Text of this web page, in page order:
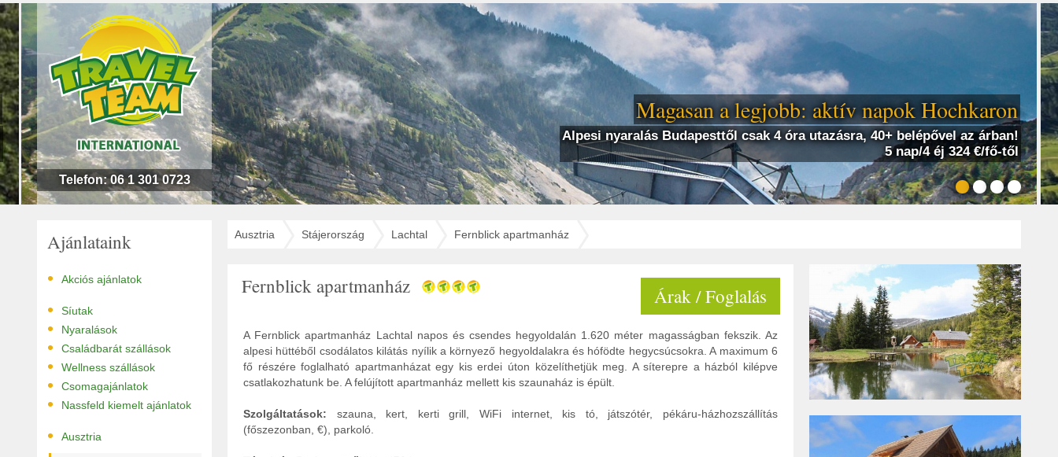
Magasan a legjobb: aktív napok Hochkaron
Alpesi nyaralás Budapesttől csak 4 óra utazásra, 40+ belépővel az árban!
5 nap/4 éj 324 €/fő-től
Telefon: 06 1 301 0723
Ajánlataink
• Akciós ajánlatok
• Síutak
• Nyaralások
• Családbarát szállások
• Wellness szállások
• Csomagajánlatok
• Nassfeld kiemelt ajánlatok
• Ausztria
Ausztria Stájerország Lachtal Fernblick apartmanház
Fernblick apartmanház Árak / Foglalás
A Fernblick apartmanház Lachtal napos és csendes hegyoldalán 1.620 méter magasságban fekszik. Az
alpesi hüttéből csodálatos kilátás nyílik a környező hegyoldalakra és hófödte hegycsúcsokra. A maximum 6
fő részére foglalható apartmanházat egy kis erdei úton közelíthetjük meg. A síterepre a házból kilépve
csatlakozhatunk be. A felújított apartmanház mellett kis szaunaház is épült.
Szolgáltatások: szauna, kert, kerti grill, WiFi internet, kis tó, játszótér, pékáru-házhozszállítás
(főszezonban, €), parkoló.